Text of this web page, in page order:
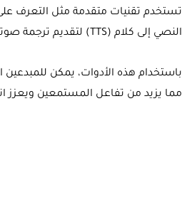
النصي إلى كلام (TTS) لتقديم ترجمة صوتية سلسة وواقعية، أحيانًا مع استنساخ صوت المقدم الأصلي
باستخدام هذه الأدوات، يمكن
مما يزيد من تفاعل المستمعين ويعزز